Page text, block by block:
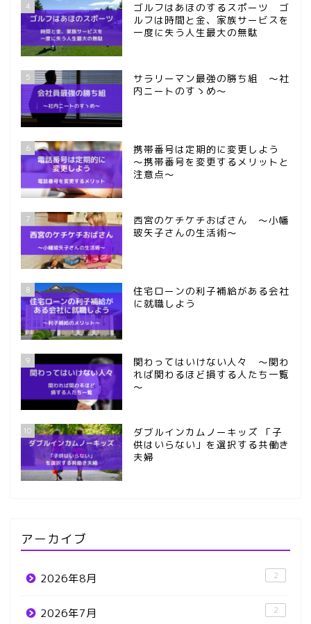
4
ゴルフはあほのするスポーツ ゴ
ルフは時間と金、家族サービスを
一度に失う人生最大の無駄
5
サラリーマン最強の勝ち組 ～社
内ニートのすゝめ～
6
携帯番号は定期的に変更しよう
～携帯番号を変更するメリットと
注意点～
7
西宮のケチケチおばさん ～小幡
玻矢子さんの生活術～
8
住宅ローンの利子補給がある会社
に就職しよう
9
関わってはいけない人々 ～関わ
れば関わるほど損する人たち一覧
～
10
ダブルインカムノーキッズ 「子
供はいらない」を選択する共働き
夫婦
アーカイブ
2026年8月 2
2026年7月 2